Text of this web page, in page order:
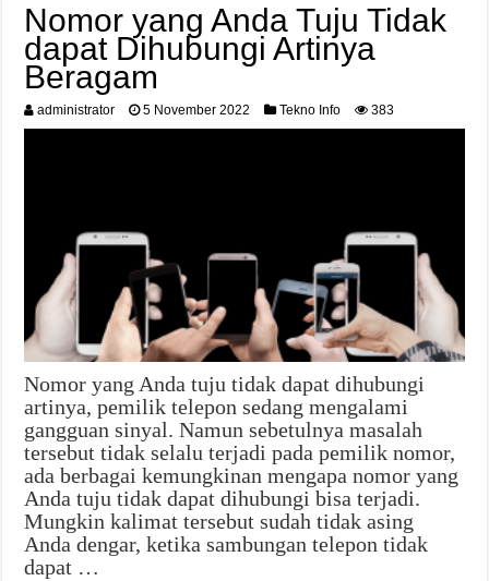
Nomor yang Anda Tuju Tidak
dapat Dihubungi Artinya
Beragam
administrator 5 November 2022 Tekno Info 383
Nomor yang Anda tuju tidak dapat dihubungi
artinya, pemilik telepon sedang mengalami
gangguan sinyal. Namun sebetulnya masalah
tersebut tidak selalu terjadi pada pemilik nomor,
ada berbagai kemungkinan mengapa nomor yang
Anda tuju tidak dapat dihubungi bisa terjadi.
Mungkin kalimat tersebut sudah tidak asing
Anda dengar, ketika sambungan telepon tidak
dapat …